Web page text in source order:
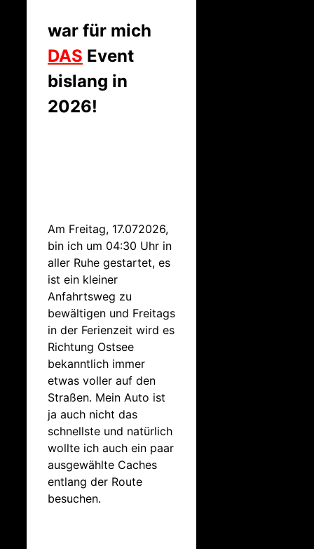
war für mich
DAS Event
bislang in
2026!
Am Freitag, 17.072026,
bin ich um 04:30 Uhr in
aller Ruhe gestartet, es
ist ein kleiner
Anfahrtsweg zu
bewältigen und Freitags
in der Ferienzeit wird es
Richtung Ostsee
bekanntlich immer
etwas voller auf den
Straßen. Mein Auto ist
ja auch nicht das
schnellste und natürlich
wollte ich auch ein paar
ausgewählte Caches
entlang der Route
besuchen.